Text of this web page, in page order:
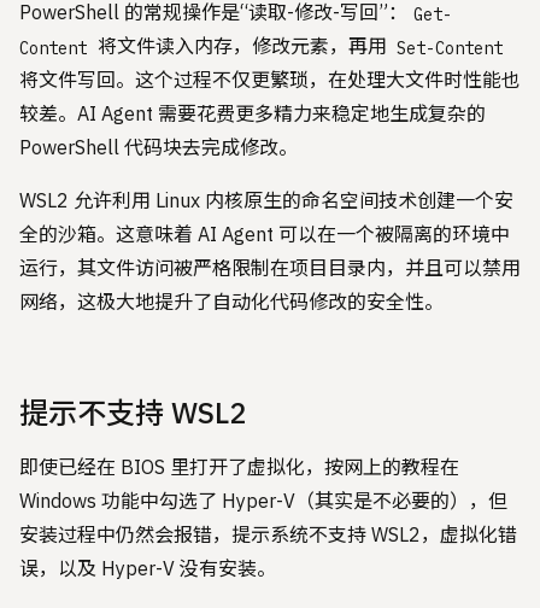
PowerShell 的常规操作是“读取-修改-写回”：
Get-
Content 将文件读入内存，修改元素，再用 Set-Content
将文件写回。这个过程不仅更繁琐，在处理大文件时性能也
较差。AI Agent 需要花费更多精力来稳定地生成复杂的
PowerShell 代码块去完成修改。
WSL2 允许利用 Linux 内核原生的命名空间技术创建一个安
全的沙箱。这意味着 AI Agent 可以在一个被隔离的环境中
运行，其文件访问被严格限制在项目目录内，并且可以禁用
网络，这极大地提升了自动化代码修改的安全性。
提示不支持 WSL2
即使已经在 BIOS 里打开了虚拟化，按网上的教程在
Windows 功能中勾选了 Hyper-V（其实是不必要的），但
安装过程中仍然会报错，提示系统不支持 WSL2，虚拟化错
误，以及 Hyper-V 没有安装。